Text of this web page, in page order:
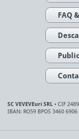
FAQ
SC VEVEVEuri SRL • CIF
IBAN: RO59 BPOS 3460